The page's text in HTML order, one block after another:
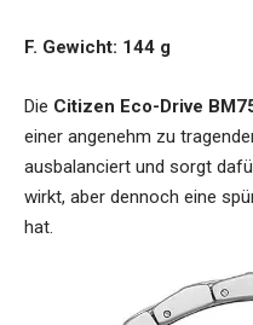
F. Gewicht: 144 g
Die Citizen Eco-Drive
einer angenehm zu
ausbalanciert und sorgt
wirkt, aber dennoch eine
hat.